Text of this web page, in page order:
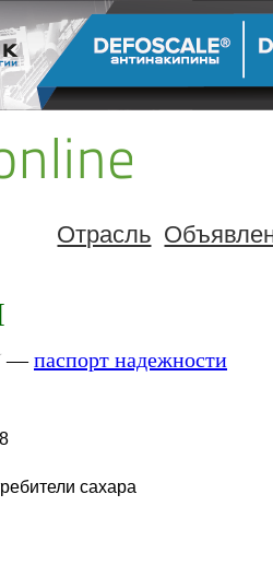
Отрасль
—паспорт надежности
сахара